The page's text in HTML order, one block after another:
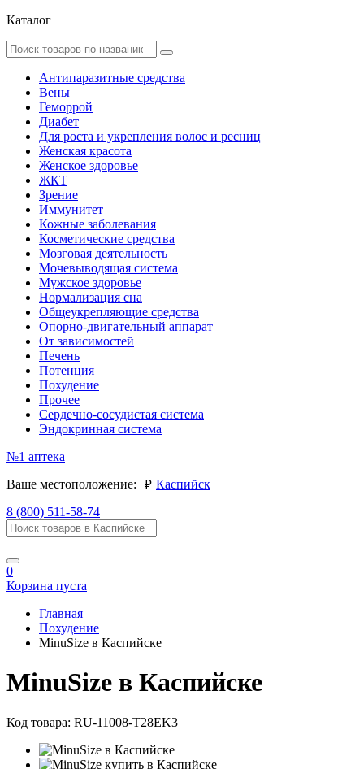
Каталог
Антипаразитные средства
Вены
Геморрой
Диабет
Для роста и укрепления волос и ресниц
Женская красота
Женское здоровье
ЖКТ
Зрение
Иммунитет
Кожные заболевания
Косметические средства
Мозговая деятельность
Мочевыводящая система
Мужское здоровье
Нормализация сна
Общеукрепляющие средства
Опорно-двигательный аппарат
От зависимостей
Печень
Потенция
Похудение
Прочее
Сердечно-сосудистая система
Эндокринная система
№1 аптека
Ваше местоположение:
руб. Каспийск
8 (800) 511-58-74
0
Корзина пуста
Главная
Похудение
MinuSize в Каспийске
MinuSize в Каспийске
Код товара: RU-11008-T28EK3